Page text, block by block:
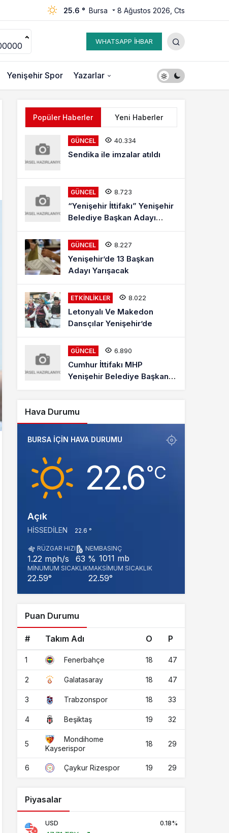
25.6 ° Bursa 8 Ağustos 2026, Cts
WHATSAPP İHBAR
Yenişehir Spor Yazarlar
Popüler Haberler Yeni Haberler
GÜNCEL 40.334
Sendika ile imzalar atıldı
GÜNCEL 8.723
“Yenişehir İttifakı” Yenişehir
Belediye Başkan Adayı
Mehmet Kaya Röportajı
GÜNCEL 8.227
Yenişehir’de 13 Başkan
Adayı Yarışacak
ETKINLIKLER 8.022
Letonyalı Ve Makedon
Dansçılar Yenişehir’de
GÜNCEL 6.890
Cumhur İttifakı MHP
Yenişehir Belediye Başkan
Hava Durumu
BURSA IÇIN HAVA DURUMU
22.6‎°C
Açık
HISSEDILEN 22.6 °
RÜZGAR HIZI
1.22 mph/s
NEM
63 %
BASINÇ
1011 mb
MINUMUM SICAKLIK
22.59°
MAKSIMUM SICAKLIK
22.59°
Puan Durumu
# Takım Adı O P
1 Fenerbahçe 18 47
2 Galatasaray 18 47
3 Trabzonspor 18 33
4 Beşiktaş 19 32
5
Mondihome
Kayserispor
18 29
6 Çaykur Rizespor 19 29
Piyasalar
USD 0.18%